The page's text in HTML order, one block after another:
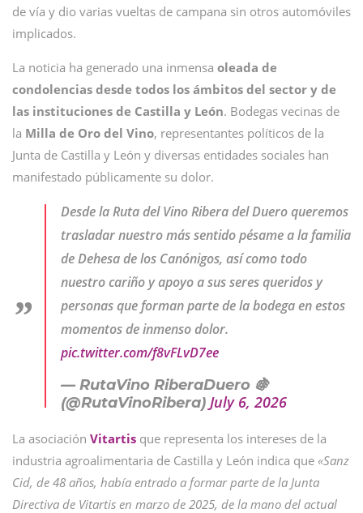
de vía y dio varias vueltas de campana sin otros automóviles
implicados.
La noticia ha generado una inmensa oleada de
condolencias desde todos los ámbitos del sector y de
las instituciones de Castilla y León. Bodegas vecinas de
la Milla de Oro del Vino, representantes políticos de la
Junta de Castilla y León y diversas entidades sociales han
manifestado públicamente su dolor.
Desde la Ruta del Vino Ribera del Duero queremos
trasladar nuestro más sentido pésame a la familia
de Dehesa de los Canónigos, así como todo
nuestro cariño y apoyo a sus seres queridos y
personas que forman parte de la bodega en estos
momentos de inmenso dolor.
pic.twitter.com/f8vFLvD7ee
— RutaVino RiberaDuero 🍇
(@RutaVinoRibera) July 6, 2026
La asociación Vitartis que representa los intereses de la
industria agroalimentaria de Castilla y León indica que «Sanz
Cid, de 48 años, había entrado a formar parte de la Junta
Directiva de Vitartis en marzo de 2025, de la mano del actual